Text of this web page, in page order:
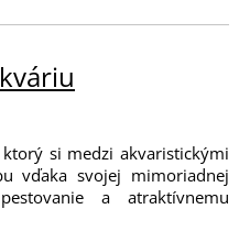
si medzi akvaristickými
vďaka svojej mimoriadnej
a atraktívnemu